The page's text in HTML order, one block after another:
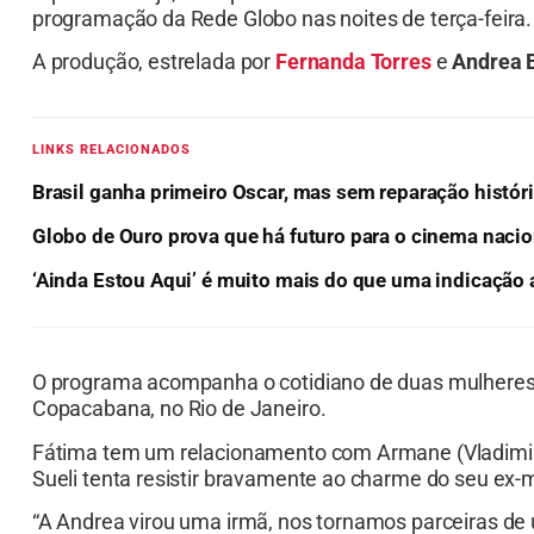
programação da Rede Globo nas noites de terça-feira.
A produção, estrelada por Fernanda TorreseAndrea
LINKS RELACIONADOS
Brasil ganha primeiro Oscar, mas sem reparação
Globo de Ouro prova que há futuro para o cinema
‘Ainda Estou Aqui’ é muito mais do que uma indicação
O programa acompanha o cotidiano de duas
Copacabana, no Rio de Janeiro.
Fátima tem um relacionamento com Armane
Sueli tenta resistir bravamente ao charme do seu ex-
“A Andrea virou uma irmã, nos tornamos parceiras